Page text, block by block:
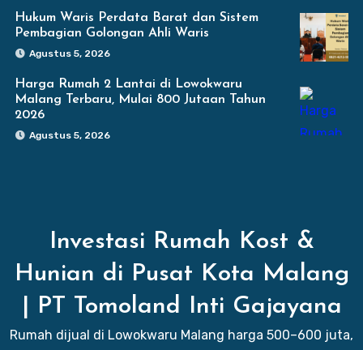
Hukum Waris Perdata Barat dan Sistem
Pembagian Golongan Ahli Waris
Agustus 5, 2026
Harga Rumah 2 Lantai di Lowokwaru
Malang Terbaru, Mulai 800 Jutaan Tahun
2026
Agustus 5, 2026
Investasi Rumah Kost &
Hunian di Pusat Kota Malang
| PT Tomoland Inti Gajayana
Rumah dijual di Lowokwaru Malang harga 500–600 juta,